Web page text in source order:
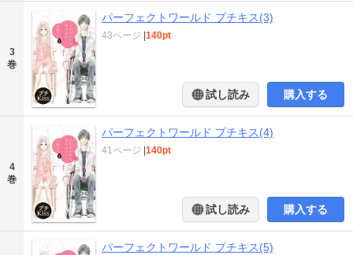
3
巻
パーフェクトワールド プチキス(3)
43ページ |140pt
試し読み 購入する
4
巻
パーフェクトワールド プチキス(4)
41ページ |140pt
試し読み 購入する
パーフェクトワールド プチキス(5)